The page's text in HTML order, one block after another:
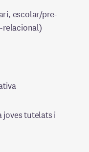
escolar/pre-
joves tutelats i